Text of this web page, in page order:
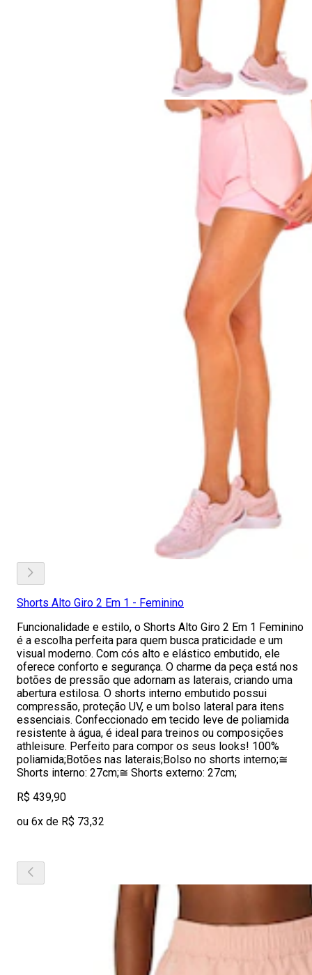
Shorts Alto Giro 2 Em 1 - Feminino
Funcionalidade e estilo, o Shorts Alto Giro 2 Em 1 Feminino
é a escolha perfeita para quem busca praticidade e um
visual moderno. Com cós alto e elástico embutido, ele
oferece conforto e segurança. O charme da peça está nos
botões de pressão que adornam as laterais, criando uma
abertura estilosa. O shorts interno embutido possui
compressão, proteção UV, e um bolso lateral para itens
essenciais. Confeccionado em tecido leve de poliamida
resistente à água, é ideal para treinos ou composições
athleisure. Perfeito para compor os seus looks! 100%
poliamida;Botões nas laterais;Bolso no shorts interno;≅
Shorts interno: 27cm;≅ Shorts externo: 27cm;
R$ 439,90
ou 6x de R$ 73,32